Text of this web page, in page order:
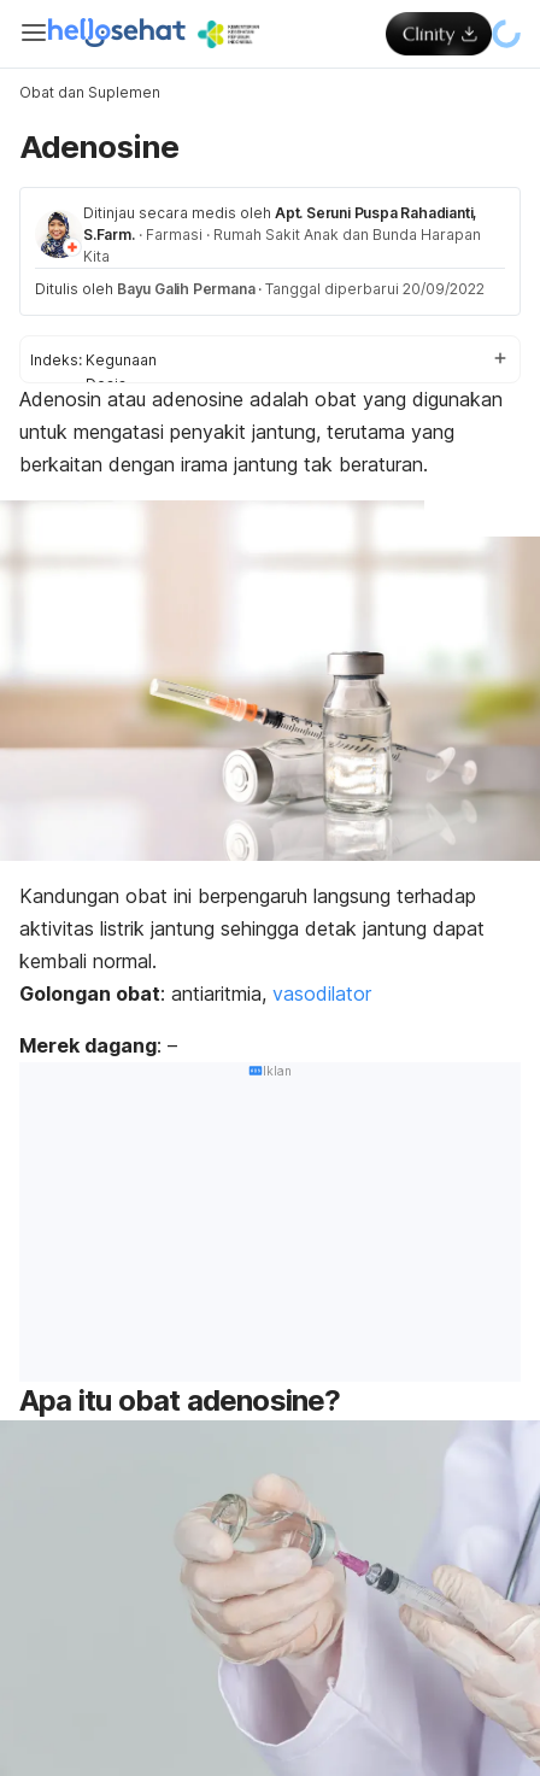
Obat dan Suplemen
Adenosine
Ditinjau secara medis oleh Apt. Seruni Puspa Rahadianti,
S.Farm. · Farmasi · Rumah Sakit Anak dan Bunda Harapan
Kita
Ditulis oleh Bayu Galih Permana · Tanggal diperbarui 20/09/2022
Indeks: Kegunaan
Dosis
Peringatan dan perhatian
Efek samping
Efek pada ibu hamil dan menyusui
Interaksi obat
Adenosin atau adenosine adalah obat yang digunakan
untuk mengatasi penyakit jantung, terutama yang
berkaitan dengan irama jantung tak beraturan.
Kandungan obat ini berpengaruh langsung terhadap
aktivitas listrik jantung sehingga detak jantung dapat
kembali normal.
Golongan obat: antiaritmia, vasodilator
Merek dagang: –
Iklan
Apa itu obat adenosine?